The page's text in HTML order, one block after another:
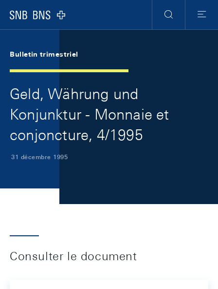
Logo
RechercheMenu
Bulletin trimestriel
Geld, Währung und
Konjunktur - Monnaie et
conjoncture, 4/1995
31 décembre 1995
Consulter le document